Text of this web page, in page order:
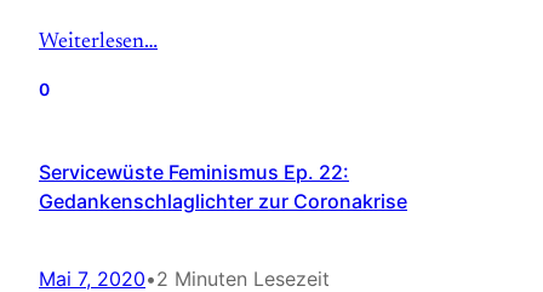
Weiterlesen…
0
Servicewüste Feminismus Ep. 22:
Gedankenschlaglichter zur Coronakrise
Mai 7, 2020•2 Minuten Lesezeit